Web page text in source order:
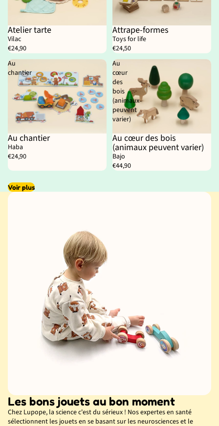
Atelier tarte
Vilac
€24,90
Attrape-formes
Toys for life
€24,50
Au
chantier
Au chantier
Haba
€24,90
Au
cœur
des
bois
(animaux
peuvent
varier)
Au cœur des bois
(animaux peuvent varier)
Bajo
€44,90
Voir plus
Les bons jouets au bon moment
Chez Lupope, la science c'est du sérieux ! Nos expertes en santé
sélectionnent les jouets en se basant sur les neurosciences et le